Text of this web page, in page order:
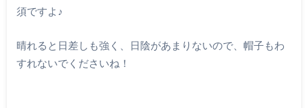
須ですよ♪
晴れると日差しも強く、日陰があまりないので、帽子もわ
すれないでくださいね！